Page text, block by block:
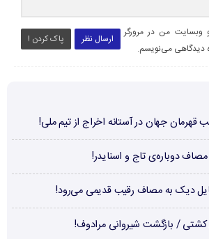
ارسال نظر پاک کردن !
وبسایت من در مرورگر
دیدگاهی می‌نویسم.
جهان در آستانه اخراج از تیم ملی!
دوباره‌ی تاج و اسنایدر!
دیک به مصاف رقیب قدیمی می‌رود!
کشتی / بازگشت شیروانی مرادوف!